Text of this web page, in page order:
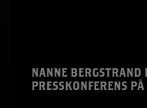
NANNE BERGSTRAND
PRESSKONFERENS